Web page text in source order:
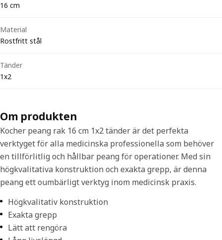
16 cm
Material
Rostfritt stål
Tänder
1x2
Om produkten
Kocher peang rak 16 cm 1x2 tänder är det perfekta
verktyget för alla medicinska professionella som behöver
en tillförlitlig och hållbar peang för operationer. Med sin
högkvalitativa konstruktion och exakta grepp, är denna
peang ett oumbärligt verktyg inom medicinsk praxis.
Högkvalitativ konstruktion
Exakta grepp
Lätt att rengöra